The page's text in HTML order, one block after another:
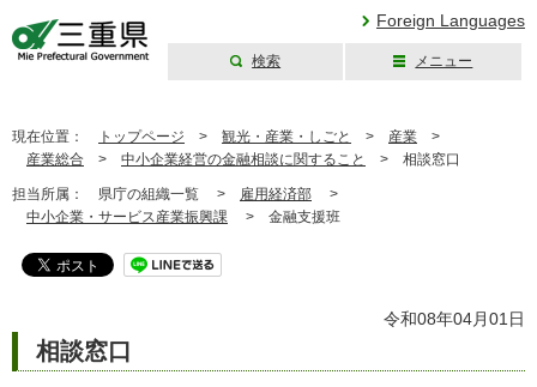
Foreign Languages
検索 メニュー
現在位置： トップページ > 観光・産業・しごと > 産業 >
産業総合 > 中小企業経営の金融相談に関すること > 相談窓口
担当所属： 県庁の組織一覧 > 雇用経済部 >
中小企業・サービス産業振興課 > 金融支援班
令和08年04月01日
相談窓口